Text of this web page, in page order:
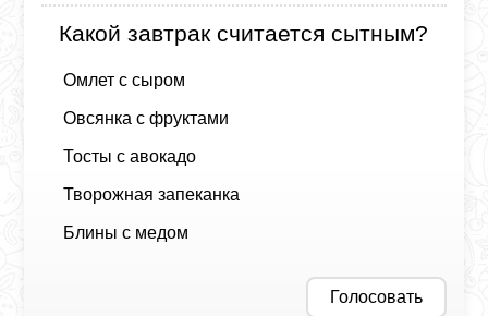
Какой завтрак считается сытным?
Омлет с сыром
Овсянка с фруктами
Тосты с авокадо
Творожная запеканка
Блины с медом
Голосовать